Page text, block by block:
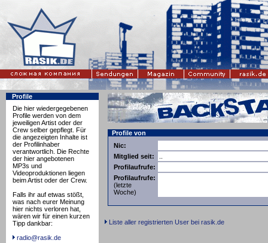
Profile
Die hier wiedergegebenen
Profile werden von dem
jeweiligen Artist oder der
Crew selber gepflegt. Für
die angezeigten Inhalte ist
der Profilinhaber
verantwortlich. Die Rechte
der hier angebotenen
MP3s und
Videoproduktionen liegen
beim Artist oder der Crew.
Falls ihr auf etwas stößt,
was nach eurer Meinung
hier nichts verloren hat,
wären wir für einen kurzen
Tipp dankbar:
radio@rasik.de
Profile von
Nic:
Mitglied seit:
Profilaufrufe:
Profilaufrufe:
(letzte
Woche)
Liste aller registrierten User bei rasik.de